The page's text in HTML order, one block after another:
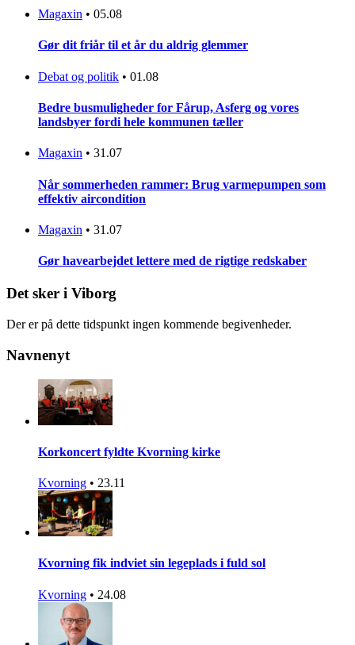
Magaxin • 05.08
Gør dit friår til et år du aldrig glemmer
Debat og politik • 01.08
Bedre busmuligheder for Fårup, Asferg og vores
landsbyer fordi hele kommunen tæller
Magaxin • 31.07
Når sommerheden rammer: Brug varmepumpen som
effektiv aircondition
Magaxin • 31.07
Gør havearbejdet lettere med de rigtige redskaber
Det sker i Viborg
Der er på dette tidspunkt ingen kommende begivenheder.
Navnenyt
Korkoncert fyldte Kvorning kirke
Kvorning • 23.11
Kvorning fik indviet sin legeplads i fuld sol
Kvorning • 24.08